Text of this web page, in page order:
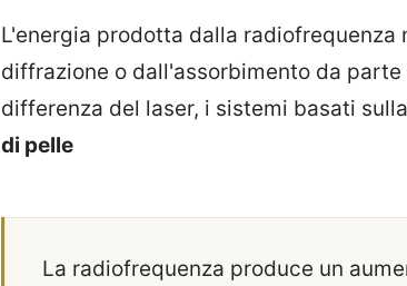
L'energia prodotta dalla
diffrazione o dall'assorbimento da parte
differenza del laser, i sistemi basati
di pelle
La radiofrequenza produce un